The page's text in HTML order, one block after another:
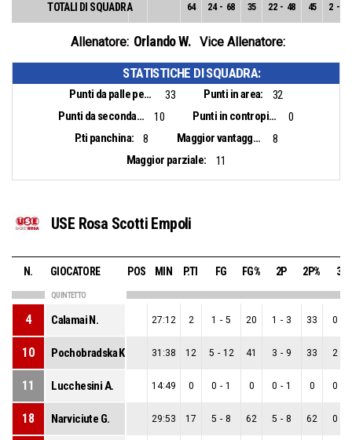
TOTALI DI SQUADRA 64 24 - 68 35 22 - 48 45 2 -
Allenatore: Orlando W. Vice Allenatore:
STATISTICHE DI SQUADRA:
Punti da palle perse: 33 Punti in area:
32
Punti da seconda opportunità:
10 Punti in contropiede:
0
P.ti panchina:
8 Maggior vantaggio:
8
Maggior parziale:
11
USE Rosa Scotti Empoli
N. GIOCATORE POS MIN P.TI FG FG% 2P 2P% 3P
QUINTETTO
4 Calamai N. 27:12 2 1 - 5 20 1 - 3 33 0
10 Pochobradska K. 31:38 12 5 - 12 41 3 - 9 33 2
11 Lucchesini A. 14:49 0 0 - 1 0 0 - 1 0 0
18 Narviciute G. 29:53 17 5 - 8 62 5 - 8 62 0